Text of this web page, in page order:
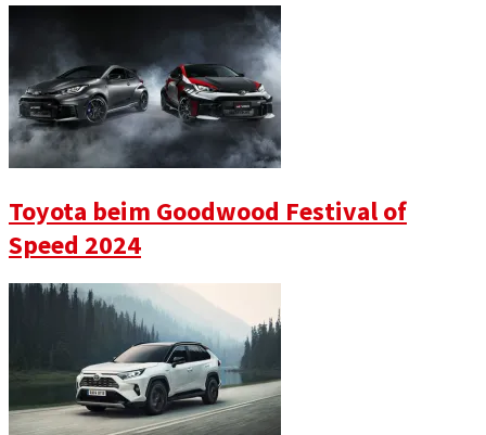
Toyota beim Goodwood Festival of
Speed 2024